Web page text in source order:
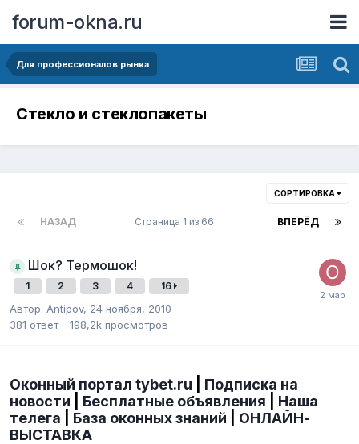
forum-okna.ru
Для профессионалов рынка
Стекло и стеклопакеты
СОРТИРОВКА
НАЗАД ВПЕРЁД
Страница 1 из 66
Шок? Термошок!
1 2 3 4 16
Автор: Antipov, 24 ноября, 2010
381 ответ 198,2k просмотров
Оконный портал tybet.ru
Подписка на
новости
Бесплатные объявления
Наша
телега
База оконных знаний
ОНЛАЙН-
ВЫСТАВКА